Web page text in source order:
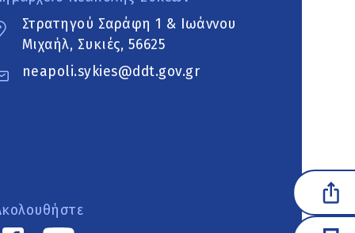
Στρατηγού Σαράφη 1 & Ιωάννου
Μιχαήλ, Συκιές, 56625
neapoli.sykies@ddt.gov.gr